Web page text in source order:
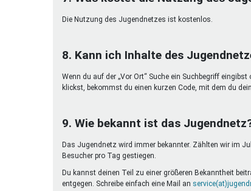
Die Nutzung des Jugendnetzes ist kostenlos.
8. Kann ich Inhalte des
Wenn du auf der „Vor Ort“ Suche ein Suchbegriff
klickst, bekommst du einen kurzen Code, mit dem du
9. Wie bekannt ist das
Das Jugendnetz wird immer bekannter. Zählten wir im
Besucher pro Tag gestiegen.
Du kannst deinen Teil zu einer größeren Bekanntheit
entgegen. Schreibe einfach eine Mail an